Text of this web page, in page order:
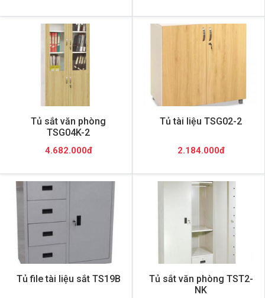
Tủ sắt văn phòng
TSG04K-2
4.682.000đ
Tủ tài liệu TSG02-2
2.184.000đ
Tủ file tài liệu sắt TS19B
Tủ sắt văn phòng TST2-
NK